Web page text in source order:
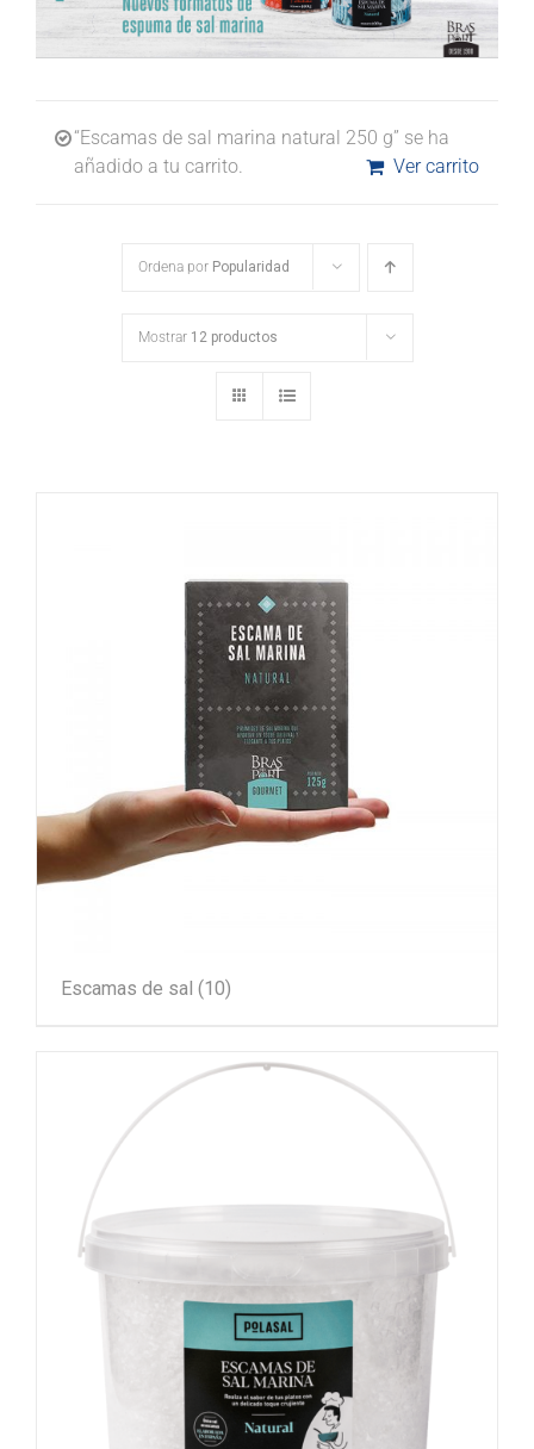
“Escamas de sal marina natural 250 g” se ha
añadido a tu carrito.
Ver carrito
Ordena por Popularidad
Mostrar 12 productos
Escamas de sal (10)